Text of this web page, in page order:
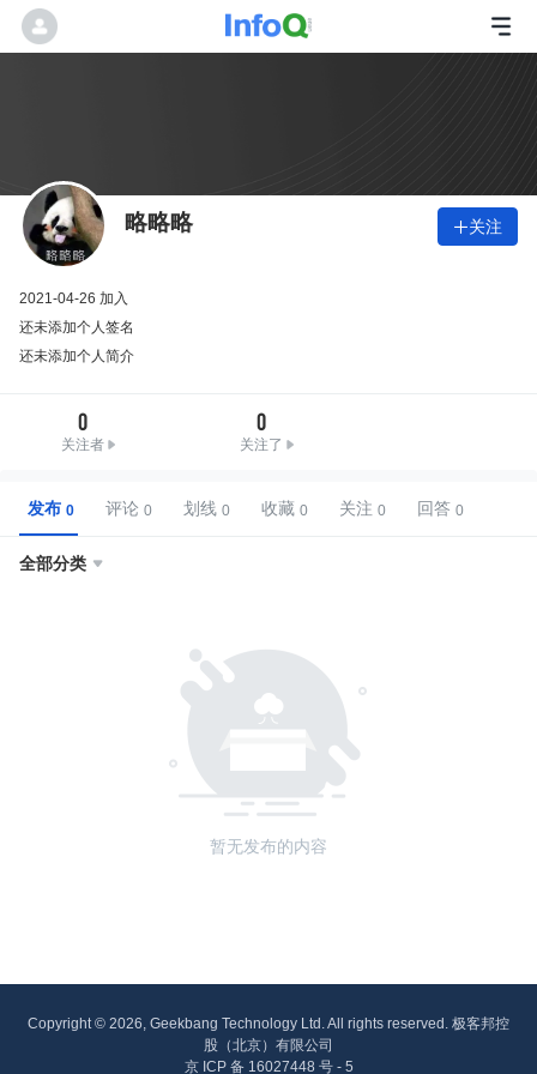
略略略 关注
2021-04-26 加入
还未添加个人签名
还未添加个人简介
0
关注者
0
关注了
发布 评论 划线 收藏 关注 回答
全部分类 
暂无发布的内容
Copyright © 2026, Geekbang Technology Ltd. All rights reserved. 极客邦控
股（北京）有限公司
京 ICP 备 16027448 号 - 5